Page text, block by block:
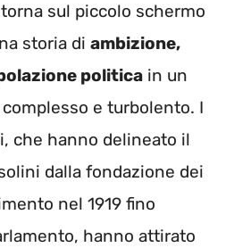
sul piccolo schermo
storia di ambizione,
politica in un
e turbolento. I
che hanno delineato il
dalla fondazione dei
nel 1919 fino
hanno attirato